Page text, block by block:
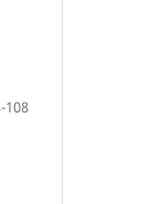
108